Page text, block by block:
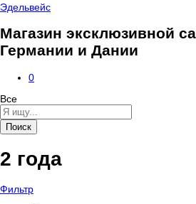
Эдельвейс
Магазин эксклюзивной
Германии и Дании
0
Все
Поиск
2 года
Фильтр